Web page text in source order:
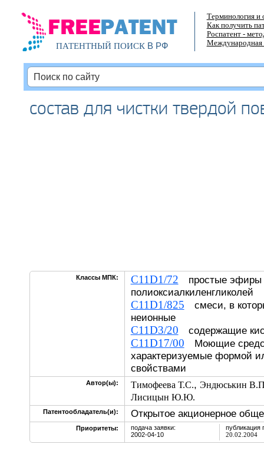
ПАТЕНТНЫЙ ПОИСКВ РФ
Терминология и
Как получить
Роспатент -
Международная
состав для чистки твердой
Классы МПК: C11D1/72 простые эфиры
полиоксиалкиленгликолей
C11D1/825 смеси, в
неионные
C11D3/20 содержащие
C11D17/00 Моющие
характеризуемые формой
свойствами
Автор(ы): Тимофеева Т.С., Эндюськин
Лисицын Ю.Ю.
Патентообладатель(и): Открытое акционерное
Приоритеты:
подача заявки:
2002-04-10
публикация
20.02.2004